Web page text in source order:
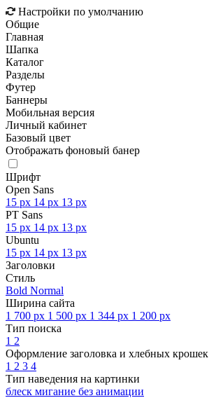
Настройки по умолчанию
Общие
Главная
Шапка
Каталог
Разделы
Футер
Баннеры
Мобильная версия
Личный кабинет
Базовый цвет
Отображать фоновый банер
Шрифт
Open Sans
15 px 14 px 13 px
PT Sans
15 px 14 px 13 px
Ubuntu
15 px 14 px 13 px
Заголовки
Стиль
Bold Normal
Ширина сайта
1 700 px 1 500 px 1 344 px 1 200 px
Тип поиска
1 2
Оформление заголовка и хлебных крошек
1 2 3 4
Тип наведения на картинки
блеск мигание без анимации